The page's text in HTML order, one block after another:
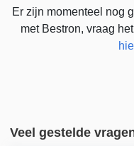
Er zijn momenteel nog
met Bestron, vraag
Veel gestelde